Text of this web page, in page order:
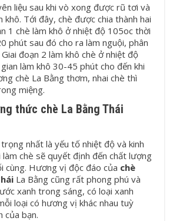
liệu sau khi vò xong được rũ tơi và
khô. Tới đây, chè được chia thành hai
1 chè làm khô ở nhiệt độ 105oc thời
phút sau đó cho ra làm nguội, phân
đoạn 2 làm khô chè ở nhiệt độ
làm khô 30-45 phút cho đến khi
chè La Bằng thơm, nhai chè thì
miệng.
thức chè La Bằng Thái
trọng nhất là yếu tố nhiệt độ và kinh
chè sẽ quyết định đến chất lượng
cùng. Hương vị độc đáo của chè
La Bằng cũng rất phong phú và
xanh trong sáng, có loại xanh
loại có hương vị khác nhau tuỳ
của bạn.